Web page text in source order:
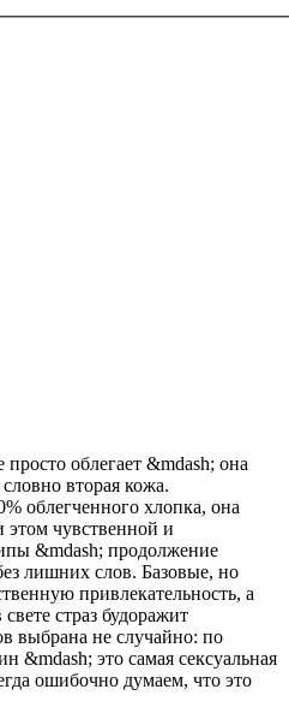
облегает &mdash; она
вторая кожа.
облегченного хлопка, она
этом чувственной и
&mdash; продолжение
лишних слов. Базовые, но
привлекательность, а
страз будоражит
выбрана не случайно: по
&mdash; это самая сексуальная
ошибочно думаем, что это